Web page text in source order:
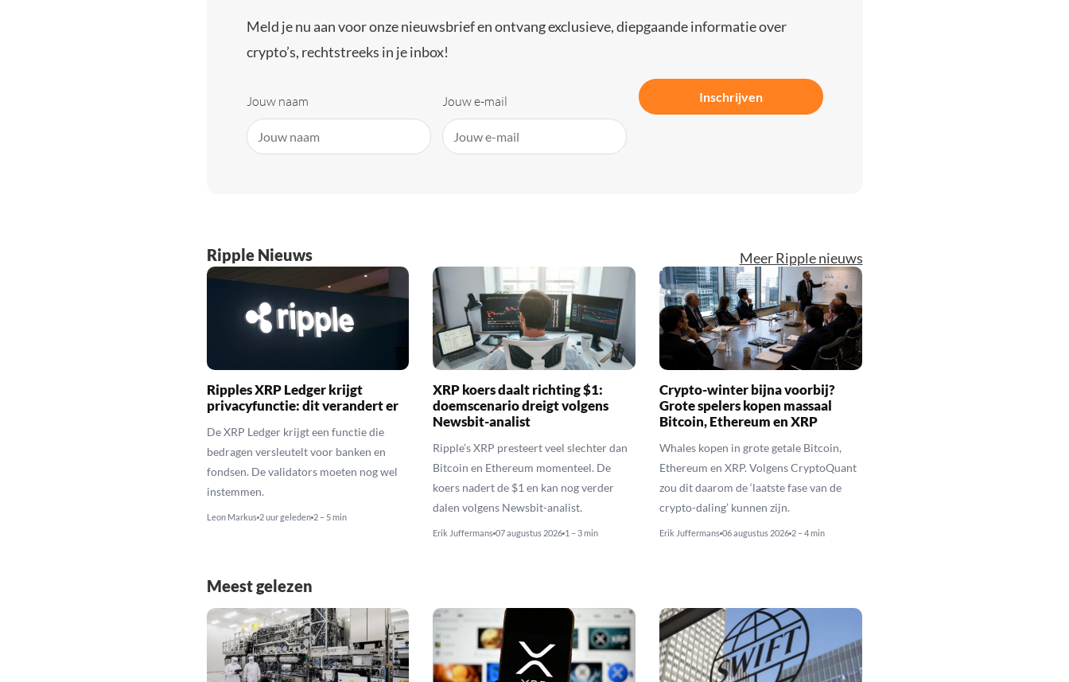
Meld je nu aan voor onze nieuwsbrief en ontvang exclusieve, diepgaande informatie over
crypto’s, rechtstreeks in je inbox!
Jouw naam Jouw e-mail Inschrijven
Ripple Nieuws Meer Ripple nieuws
Ripples XRP Ledger krijgt
privacyfunctie: dit verandert er
De XRP Ledger krijgt een functie die
bedragen versleutelt voor banken en
fondsen. De validators moeten nog wel
instemmen.
Leon Markus 2 uur geleden 2 – 5 min
XRP koers daalt richting $1:
doemscenario dreigt volgens
Newsbit-analist
Ripple’s XRP presteert veel slechter dan
Bitcoin en Ethereum momenteel. De
koers nadert de $1 en kan nog verder
dalen volgens Newsbit-analist.
Erik Juffermans 07 augustus 2026 1 – 3 min
Crypto-winter bijna voorbij?
Grote spelers kopen massaal
Bitcoin, Ethereum en XRP
Whales kopen in grote getale Bitcoin,
Ethereum en XRP. Volgens CryptoQuant
zou dit daarom de ‘laatste fase van de
crypto-daling’ kunnen zijn.
Erik Juffermans 06 augustus 2026 2 – 4 min
Meest gelezen